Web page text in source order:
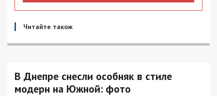
Читайте також
В Днепре снесли особняк в стиле
модерн на Южной: фото